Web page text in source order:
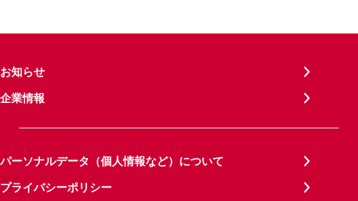
お知らせ
企業情報
パーソナルデータ（個人情報など）について
プライバシーポリシー